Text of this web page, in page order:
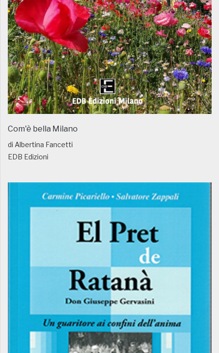
Com'è bella Milano
di Albertina Fancetti
EDB Edizioni